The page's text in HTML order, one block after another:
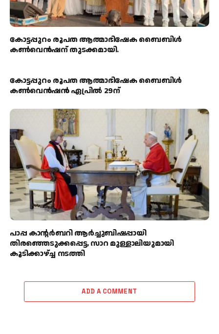
കോട്ടപ്പുറം രൂപത ആത്മാഭിഷേക ബൈബിൾ
കൺവെൻഷന് തുടക്കമായി.
കോട്ടപ്പുറം രൂപത ആത്മാഭിഷേക ബൈബിൾ
കൺവെൻഷൻ ഏപ്രിൽ 29ന്
പാപ്പ കാന്റർബറി ആർച്ചുബിഷപ്പായി
തിരഞ്ഞെടുക്കപ്പെട്ട, സാറ മുള്ളാലിയുമായി
കൂടിക്കാഴ്ച്ച നടത്തി
ADD A COMMENT